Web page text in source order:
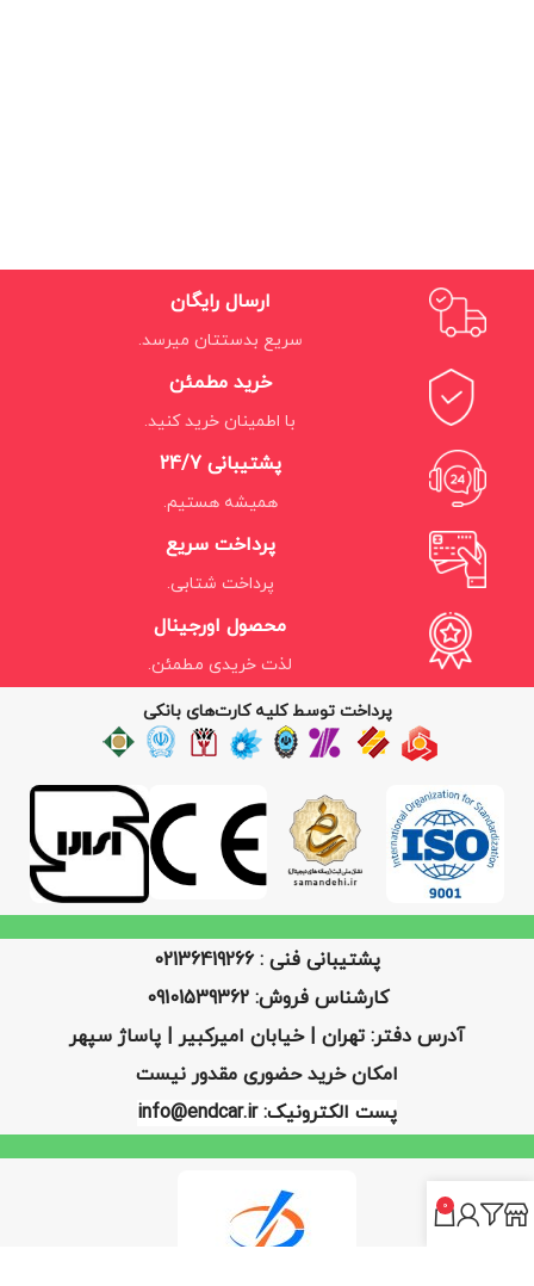
ارسال رایگان
سریع بدستتان میرسد.
خرید مطمئن
با اطمینان خرید کنید.
پشتیبانی 24/7
همیشه هستیم.
پرداخت سریع
پرداخت شتابی.
محصول اورجینال
لذت خریدی مطمئن.
پرداخت توسط کلیه کارت‌های بانکی
پشتیبانی فنی : 02136419266
کارشناس فروش: 09101539362
آدرس دفتر: تهران | خیابان امیرکبیر | پاساژ سپهر
امکان خرید حضوری مقدور نیست
پست الکترونیک: info@endcar.ir
0